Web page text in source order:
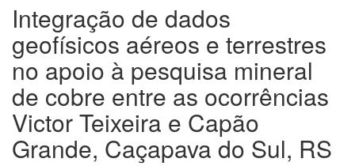
Integração de dados
geofísicos aéreos e terrestres
no apoio à pesquisa mineral
de cobre entre as ocorrências
Victor Teixeira e Capão
Grande, Caçapava do Sul, RS